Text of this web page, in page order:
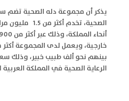
يذكر أن مجموعة دله الصحية تضم
الصحية، تخدم
بينهم نحو ألف طبيب خبير، وذلك
الرعاية الصحية في المملكة